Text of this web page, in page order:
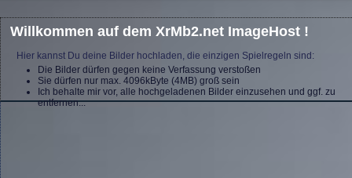
Willkommen auf dem XrMb2.net ImageHost !
Hier kannst Du deine Bilder hochladen, die einzigen Spielregeln sind:
Die Bilder dürfen gegen keine Verfassung verstoßen
Sie dürfen nur max. 4096kByte (4MB) groß sein
Ich behalte mir vor, alle hochgeladenen Bilder einzusehen und ggf. zu
entfernen...